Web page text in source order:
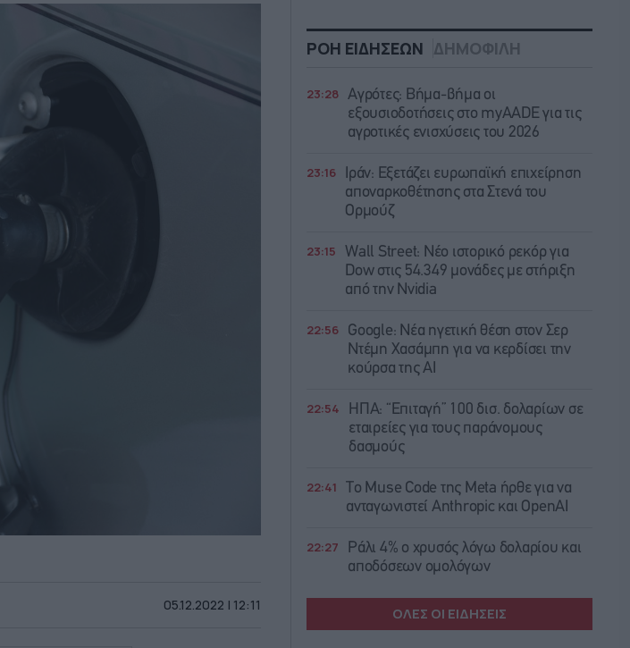
05.12.2022 | 12:11
ΡΟΗ ΕΙΔΗΣΕΩΝ ΔΗΜΟΦΙΛΗ
23:28 Αγρότες: Βήμα-βήμα οι
εξουσιοδοτήσεις στο myAADE για τις
αγροτικές ενισχύσεις του 2026
23:16
Ιράν: Eξετάζει ευρωπαϊκή επιχείρηση
αποναρκοθέτησης στα Στενά του
Ορμούζ
23:15
Wall Street: Νέο ιστορικό ρεκόρ για
Dow στις 54.349 μονάδες με στήριξη
από την Nvidia
22:56
Google: Νέα ηγετική θέση στον Σερ
Ντέμη Χασάμπη για να κερδίσει την
κούρσα της ΑΙ
22:54
ΗΠΑ: “Επιταγή” 100 δισ. δολαρίων σε
εταιρείες για τους παράνομους
δασμούς
22:41
Το Muse Code της Meta ήρθε για να
ανταγωνιστεί Anthropic και OpenAI
22:27
Ράλι 4% ο χρυσός λόγω δολαρίου και
αποδόσεων ομολόγων
ΟΛΕΣ ΟΙ ΕΙΔΗΣΕΙΣ